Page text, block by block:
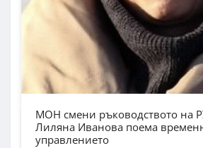
МОН смени ръководството на
Лиляна Иванова поема
управлението